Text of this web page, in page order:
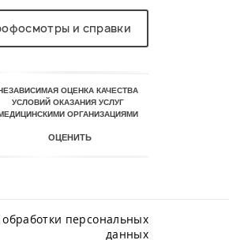
стационар
медицина
хирургия
(ЭНМГ)
и справки
персональных
данных